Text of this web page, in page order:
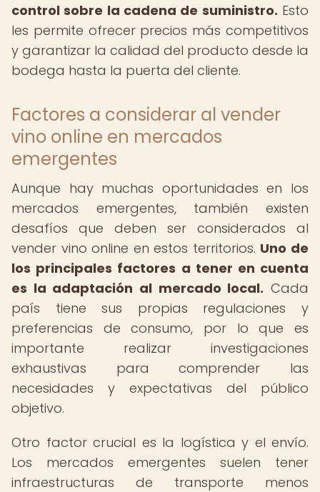
control sobre la cadena de suministro. Esto
les permite ofrecer precios más competitivos
y garantizar la calidad del producto desde la
bodega hasta la puerta del cliente.
Factores a considerar al vender
vino online en mercados
emergentes
Aunque hay muchas oportunidades en los
mercados emergentes, también existen
desafíos que deben ser considerados al
vender vino online en estos territorios. Uno de
los principales factores a tener en cuenta
es la adaptación al mercado local. Cada
país tiene sus propias regulaciones y
preferencias de consumo, por lo que es
importante realizar investigaciones
exhaustivas para comprender las
necesidades y expectativas del público
objetivo.
Otro factor crucial es la logística y el envío.
Los mercados emergentes suelen tener
infraestructuras de transporte menos